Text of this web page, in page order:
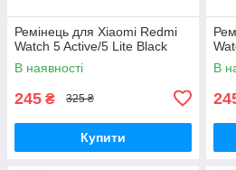
Ремінець для Xiaomi Redmi
Watch 5 Active/5 Lite Black
В наявності
245 ₴ 325 ₴
Купити
В